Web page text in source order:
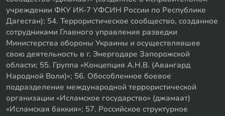
учреждении ФКУ ИК-7 УФСИН России по Республике
Дагестан); 54. Террористическое сообщество, созданное
сотрудниками Главного управления разведки
Министерства обороны Украины и осуществлявшее
свою деятельность в г. Энергодаре Запорожской
области; 55. Группа «Концепция А.Н.В. (Авангард
Народной Воли)»; 56. Обособленное боевое
подразделение международной террористической
организации «Исламское государство» (джамаат)
«Исламская баккия»; 57. Российское структурное